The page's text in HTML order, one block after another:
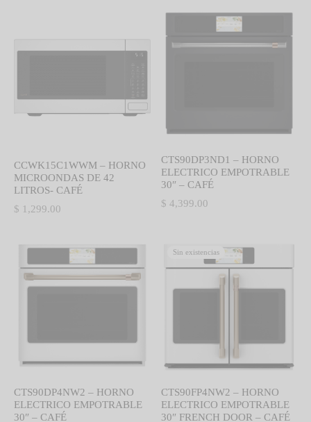
CCWK15C1WWM – HORNO
MICROONDAS DE 42
LITROS- CAFÉ
$ 1,299.00
CTS90DP3ND1 – HORNO
ELECTRICO EMPOTRABLE
30″ – CAFÉ
$ 4,399.00
CTS90DP4NW2 – HORNO
ELECTRICO EMPOTRABLE
30″ – CAFÉ
Sin existencias
CTS90FP4NW2 – HORNO
ELECTRICO EMPOTRABLE
30″ FRENCH DOOR – CAFÉ